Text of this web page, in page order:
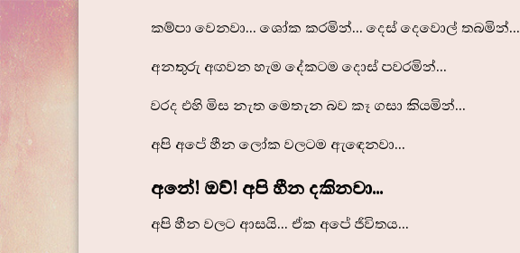
කම්පා වෙනවා... ශෝක කරමින්... දෙස් දෙවොල් තබමින්...
අනතුරු අඟවන හැම දේකටම දොස් පවරමින්...
වරද එහි මිස නැත මෙතැන බව කෑ ගසා කියමින්...
අපි අපේ හීන ලෝක වලටම ඇඳෙනවා...
අනේ! ඔව්! අපි හීන දකිනවා...
අපි හීන වලට ආසයි... ඒක අපේ ජීවිතය...